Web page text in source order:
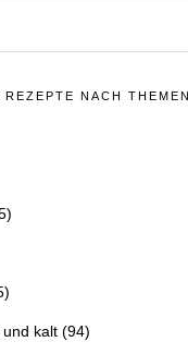
REZEPTE NACH THEMEN
kalt (94)